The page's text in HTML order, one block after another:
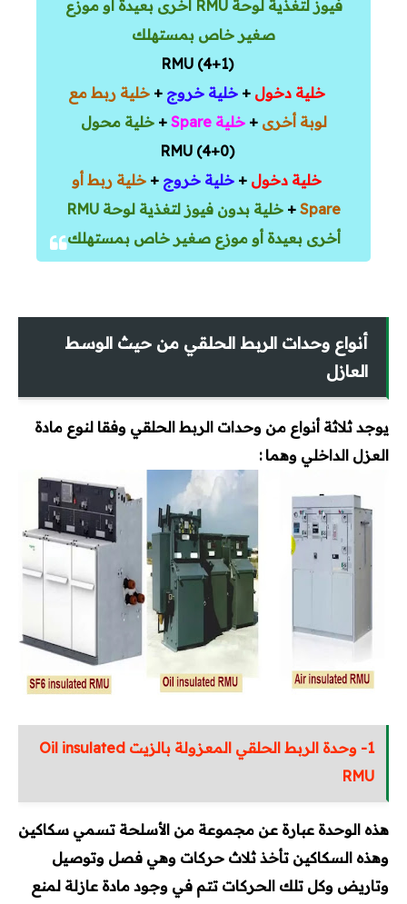
فيوز لتغذية لوحة RMU أخرى بعيدة أو موزع
صغير خاص بمستهلك
(4+1) RMU
خلية دخول + خلية خروج + خلية ربط مع
لوبة أخرى +خلية Spare + خلية محول
(4+0) RMU
خلية دخول + خلية خروج + خلية ربط أو
Spare
+
خلية بدون فيوز لتغذية لوحة RMU
أخرى بعيدة أو موزع صغير خاص بمستهلك
أنواع وحدات الربط الحلقي من حيث الوسط
العازل
يوجد ثلاثة أنواع من وحدات الربط الحلقي وفقا لنوع مادة
العزل الداخلي وهما :
1- وحدة الربط الحلقي المعزولة بالزيت Oil insulated
RMU
هذه الوحدة عبارة عن مجموعة من الأسلحة تسمي سكاكين
وهذه السكاكين تأخذ ثلاث حركات وهي فصل وتوصيل
وتاريض وكل تلك الحركات تتم في وجود مادة عازلة لمنع